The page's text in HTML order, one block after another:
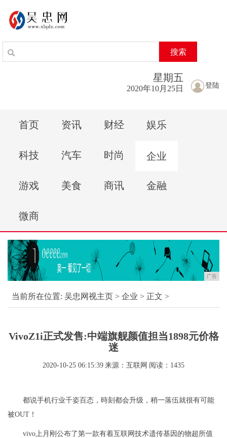
搜索
登陆
星期五
2020年10月25日
首页 资讯 财经 娱乐
科技 汽车 时尚 企业
游戏 美食 商讯 金融
微商
广告
当前所在位置: 吴忠网视主页 > 企业 > 正文 >
VivoZ1i正式发售:中端旗舰颜值担当1898元价格
迷
2020-10-25 06:15:39 来源：互联网 阅读：1435
都说手机行业千姿百态，時刻都会升级，稍一落伍就很有可能
被OUT！
vivo上月刚公布了第一款有着互联网技术遗传基因的物超所值